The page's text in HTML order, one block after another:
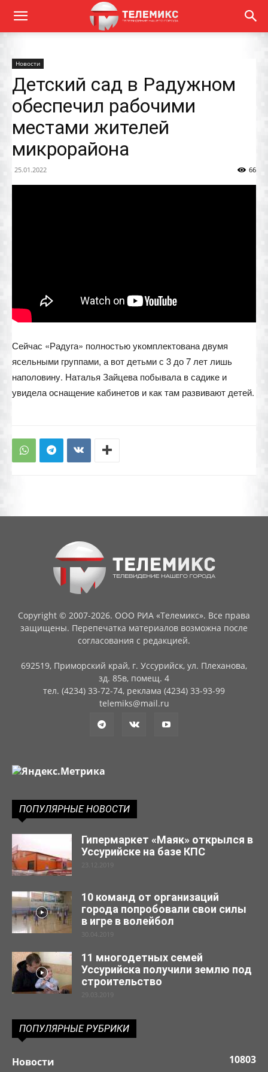
Новости
Детский сад в Радужном
обеспечил рабочими
местами жителей
микрорайона
25.01.2022 66
Сейчас «Радуга» полностью укомплектована двумя
ясельными группами, а вот детьми с 3 до 7 лет лишь
наполовину. Наталья Зайцева побывала в садике и
увидела оснащение кабинетов и как там развивают детей.
Copyright © 2007-2026. ООО РИА «Телемикс». Все права
защищены. Перепечатка материалов возможна после
согласования с редакцией.
692519, Приморский край, г. Уссурийск, ул. Плеханова,
зд. 85в, помещ. 4
тел. (4234) 33-72-74, реклама (4234) 33-93-99
telemiks@mail.ru
ПОПУЛЯРНЫЕ НОВОСТИ
Гипермаркет «Маяк» открылся в
Уссурийске на базе КПС
23.12.2019
10 команд от организаций
города попробовали свои силы
в игре в волейбол
30.04.2019
11 многодетных семей
Уссурийска получили землю под
строительство
29.03.2019
ПОПУЛЯРНЫЕ РУБРИКИ
Новости
10803